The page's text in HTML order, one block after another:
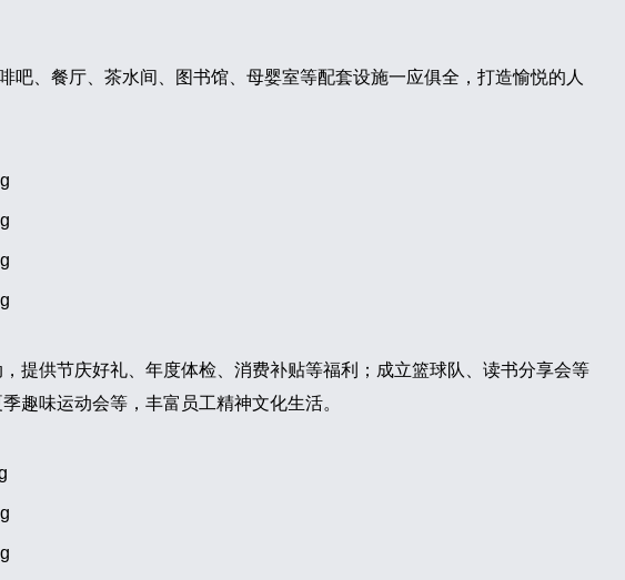
、餐厅、茶水间、图书馆、母婴室等配套设施一应俱全，打造愉悦的人
提供节庆好礼、年度体检、消费补贴等福利；成立篮球队、读书分享会等
趣味运动会等，丰富员工精神文化生活。